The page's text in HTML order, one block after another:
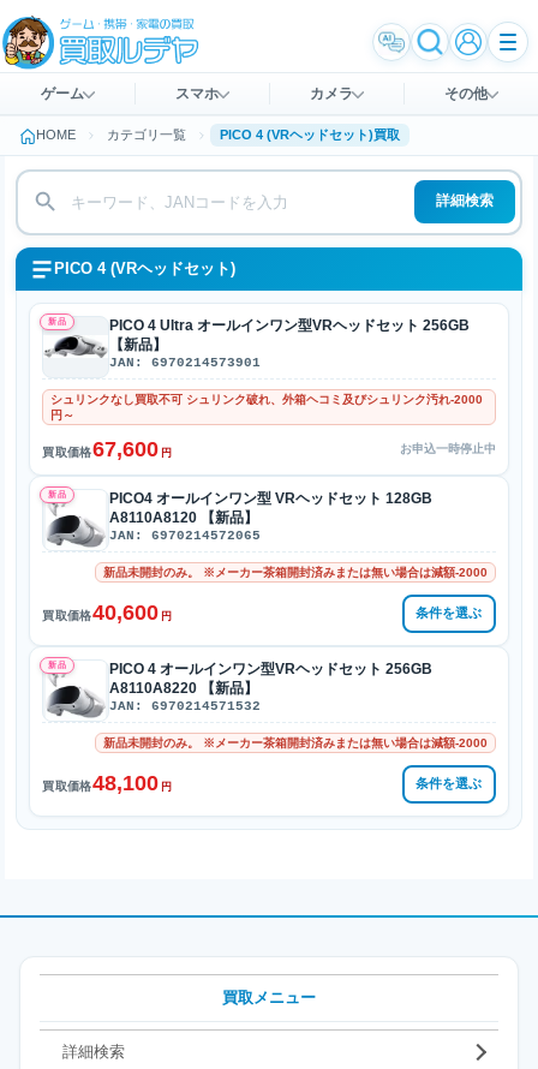
ゲーム スマホ カメラ その他
HOME カテゴリ一覧 PICO 4 (VRヘッドセット)買取
詳細検索
PICO 4 (VRヘッドセット)
新品
PICO 4 Ultra オールインワン型VRヘッドセット 256GB
【新品】
JAN: 6970214573901
シュリンクなし買取不可 シュリンク破れ、外箱ヘコミ及びシュリンク汚れ-2000
円～
買取価格67,600 円 お申込一時停止中
新品
PICO4 オールインワン型 VRヘッドセット 128GB
A8110A8120 【新品】
JAN: 6970214572065
新品未開封のみ。 ※メーカー茶箱開封済みまたは無い場合は減額-2000
買取価格40,600 円 条件を選ぶ
新品
PICO 4 オールインワン型VRヘッドセット 256GB
A8110A8220 【新品】
JAN: 6970214571532
新品未開封のみ。 ※メーカー茶箱開封済みまたは無い場合は減額-2000
買取価格48,100 円 条件を選ぶ
買取メニュー
詳細検索